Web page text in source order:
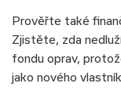
Prověřte také
Zjistěte, zda
fondu oprav,
jako nového